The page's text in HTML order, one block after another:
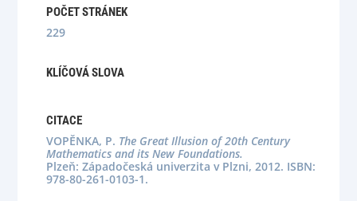
POČET STRÁNEK
229
KLÍČOVÁ SLOVA
CITACE
VOPĚNKA, P. The Great Illusion of 20th Century
Mathematics and its New Foundations.
Plzeň: Západočeská univerzita v Plzni, 2012. ISBN:
978-80-261-0103-1.